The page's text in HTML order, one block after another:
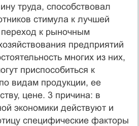
труда, способствовал
стимула к лучшей
к рыночным
предприятий
многих из них,
приспособиться к
видам продукции, ее
цене. 3 причина: в
экономики действуют и
специфические факторы